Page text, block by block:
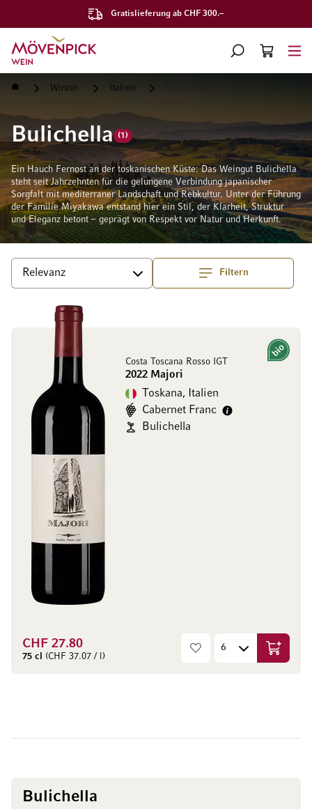
Gratislieferung ab CHF 300.–
Zur Startseite
SUCHE
WARENKORB
Startseite Winzer Italien
Bulichella (1)
Ein Hauch Fernost an der toskanischen Küste: Das Weingut Bulichella
steht seit Jahrzehnten für die gelungene Verbindung japanischer
Sorgfalt mit mediterraner Landschaft und Rebkultur. Unter der Führung
der Familie Miyakawa entstand hier ein Stil, der Klarheit, Struktur
und Eleganz betont – geprägt von Respekt vor Natur und Herkunft.
Filtern
SortierenTop
Costa Toscana Rosso IGT
2022 Majori
Bio
Toskana, Italien
Cabernet Franc
Bulichella
CHF 27.80
75 cl (CHF 37.07 / l) In den
Bulichella